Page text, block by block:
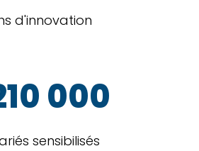
d'innovation
000
sensibilisés